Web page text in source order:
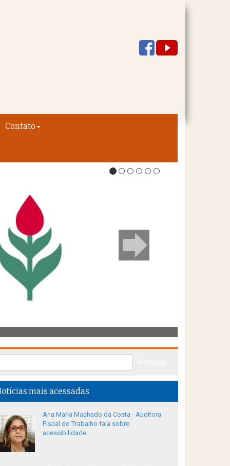
Contato
mais acessadas
Ana Maria Machado da Costa - Auditora
Fiscal do Trabalho fala sobre
acessibilidade